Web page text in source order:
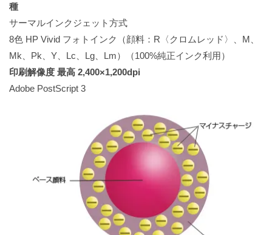
種
サーマルインクジェット方式
8色 HP Vivid フォトインク（顔料：R〈クロムレッド〉、M、
Mk、Pk、Y、Lc、Lg、Lm）（100%純正インク利用）
印刷解像度 最高 2,400×1,200dpi
Adobe PostScript 3